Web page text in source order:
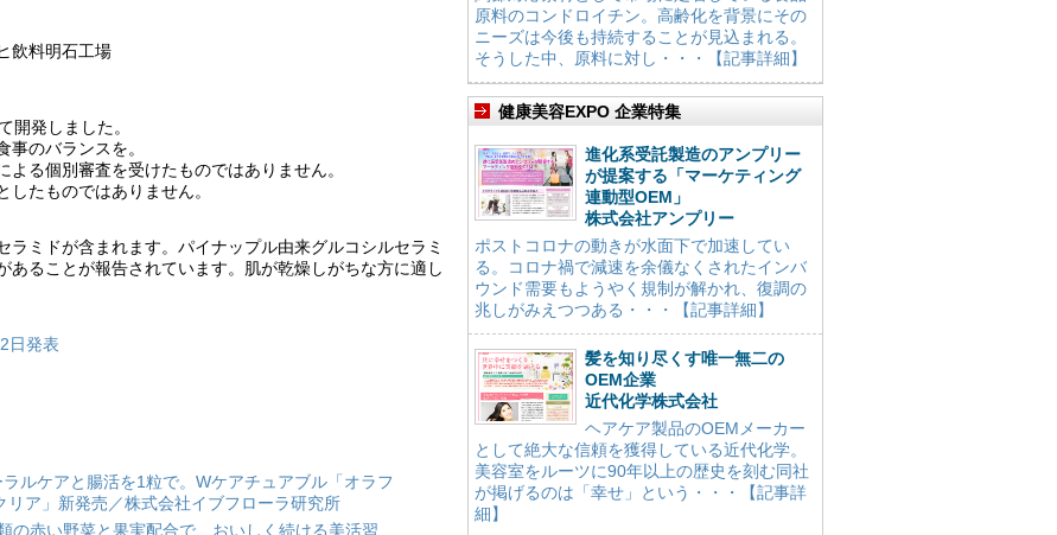
飲料明石工場
開発しました。
のバランスを。
る個別審査を受けたものではありません。
たものではありません。
ラミドが含まれます。パイナップル由来グルコシルセラミ
あることが報告されています。肌が乾燥しがちな方に適し
日発表
ラルケアと腸活を1粒で。Wケアチュアブル「オラフ
リア」新発売／株式会社イブフローラ研究所
の赤い野菜と果実配合で、おいしく続ける美活習
原料のコンドロイチン。高齢化を背景にその
ニーズは今後も持続することが見込まれる。
そうした中、原料に対し・・・【記事詳細】
健康美容EXPO 企業特集
進化系受託製造のアンプリー
が提案する「マーケティング
連動型OEM」
株式会社アンプリー
ポストコロナの動きが水面下で加速してい
る。コロナ禍で減速を余儀なくされたインバ
ウンド需要もようやく規制が解かれ、復調の
兆しがみえつつある・・・【記事詳細】
髪を知り尽くす唯一無二の
OEM企業
近代化学株式会社
ヘアケア製品のOEMメーカー
として絶大な信頼を獲得している近代化学。
美容室をルーツに90年以上の歴史を刻む同社
が掲げるのは「幸せ」という・・・【記事詳
細】